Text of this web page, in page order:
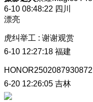
6-10 08:48:22 四川
漂亮
虎纠举工 : 谢谢观赏
6-10 12:27:18 福建
HONOR2502087930872
6-20 12:26:05 吉林